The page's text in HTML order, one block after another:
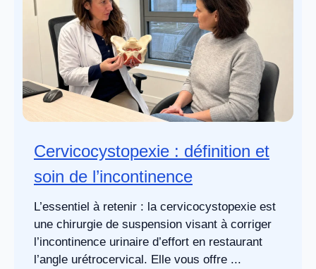
Cervicocystopexie : définition et
soin de l’incontinence
L’essentiel à retenir : la cervicocystopexie est
une chirurgie de suspension visant à corriger
l’incontinence urinaire d’effort en restaurant
l’angle urétrocervical. Elle vous offre ...